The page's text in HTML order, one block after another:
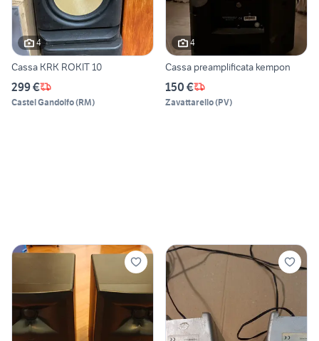
4
Cassa KRK ROKIT 10
299 €
Castel Gandolfo(RM)
4
Cassa preamplificata kempon
150 €
Zavattarello(PV)